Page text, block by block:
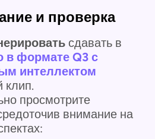
и проверка
сдавать в
в формате Q3 с
интеллектом
клип.
просмотрите
внимание на